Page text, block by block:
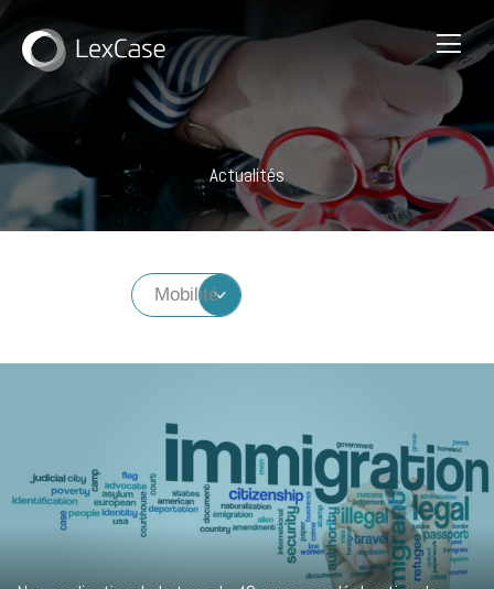
Actualités